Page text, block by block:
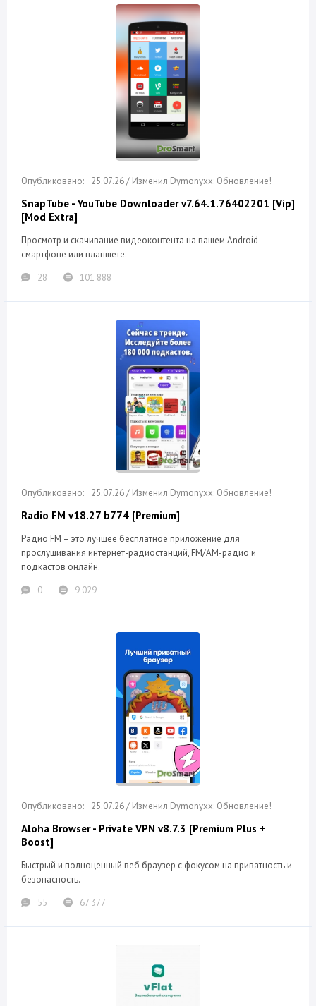
25.07.26 / Изменил Dymonyxx: Обновление!
SnapTube - YouTube Downloader v7.64.1.76402201 [Vip]
[Mod Extra]
Просмотр и скачивание видеоконтента на вашем Android
смартфоне или планшете.
28
101 888
25.07.26 / Изменил Dymonyxx: Обновление!
Radio FM v18.27 b774 [Premium]
Радио FM – это лучшее бесплатное приложение для
прослушивания интернет-радиостанций, FM/AM-радио и
подкастов онлайн.
0
9 029
25.07.26 / Изменил Dymonyxx: Обновление!
Aloha Browser - Private VPN v8.7.3 [Premium Plus +
Boost]
Быстрый и полноценный веб браузер с фокусом на приватность и
безопасность.
55
67 377